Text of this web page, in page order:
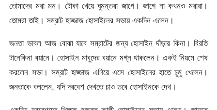
তোমাদের মরা মন। টোকা খেয়ে ঘুমন্তরা জাগে। জাগে না কখনও মরারা।
তোমরা তাই। সম্রাট হাজ্জাজ হোসাইনের সভায় একদিন এলেন।
জনতা ভাবল আজ বোঝা যাবে সম্রাটের জন্য হোসাইন দাঁড়ায় কিনা। বিরতি
টানেকিনা বয়ানে। হোসাইন মাবুদের বয়ানে মগ্ন থাকলেন। একই নিয়মে শেষ
করলেন সভা। সম্রাট হাজ্জাজ এগিয়ে এসে হোসাইনের হাতে চুমু খেলেন।
জনতাকে বললেন, যদি দরবেশ দেখতে চাও তবে হোসাইনকে দেখ।